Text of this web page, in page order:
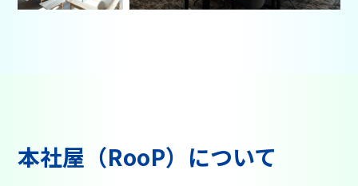
本社屋（RooP）について